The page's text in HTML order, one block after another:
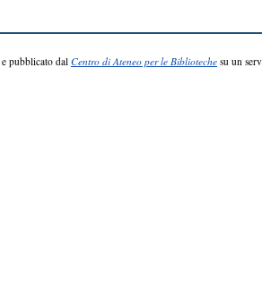
e pubblicato dal Centro di Ateneo per le Biblioteche su un